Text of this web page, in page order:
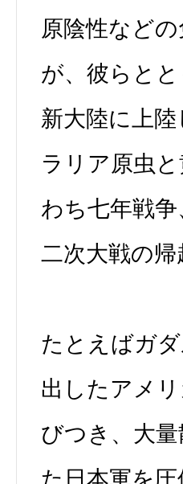
原陰性など
が、彼らと
新大陸に上
ラリア原虫
わち七年戦
二次大戦の
たとえばガ
出したアメ
びつき、大